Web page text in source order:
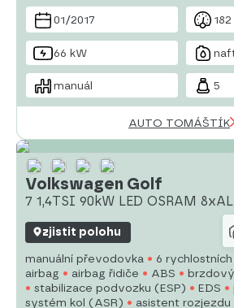
klimatizace tempomat LED denní
01/2017
66 kW
manuál 5
AUTO TOMÁŠTÍK
Volkswagen Golf
7 1,4TSI 90kW LED OSRAM
zjistit polohu
manuální převodovka 6
airbag
airbag řidiče ABS
stabilizace podvozku (ESP)
EDS
systém kol (ASR)
asistent